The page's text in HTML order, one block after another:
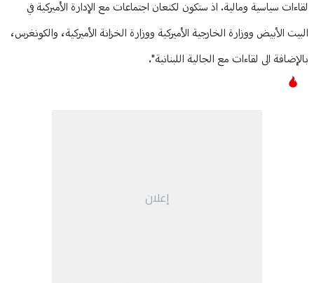
لقاءات سياسية ومالية. اذ ستكون لكنعان اجتماعات مع الإدارة الأميركية في
البيت الأبيض ووزارة الخارجية الأميركية ووزارة الخزانة الأميركية، والكونغرس،
بالإضافة الى لقاءات مع الجالية اللبنانية".
إعلان